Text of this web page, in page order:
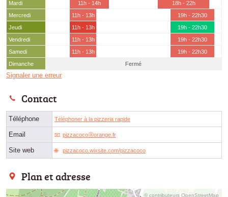
Mardi
11h - 14h
18h - 22h
Mercredi
11h - 13h
19h - 22h30
Jeudi
11h - 13h
19h - 22h30
Vendredi
11h - 13h
19h - 22h30
Samedi
11h - 13h
19h - 22h30
Dimanche
Fermé
Signaler une erreur
Contact
Téléphone Téléphoner à la pizzeria rapide
Email pizzacocoⓐorange.fr
Site web pizzacoco.wixsite.com/pizzacoco
Plan et adresse
© contributeurs OpenStreetMap